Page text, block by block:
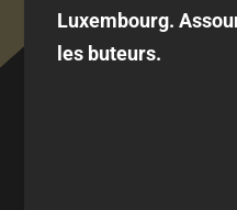
Luxembourg.
les buteurs.